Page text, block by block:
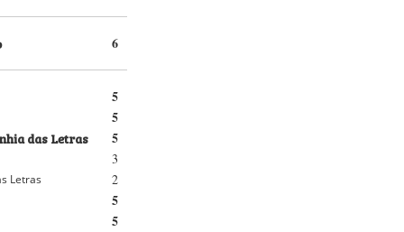
6
5
5
5
das Letras
3
2
Letras
5
5